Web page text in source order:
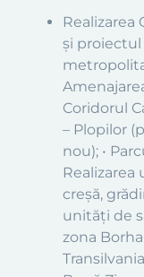
şi
Coridorul
– Plopilor
nou); •
Realizarea
creșă,
unităţi de
zona